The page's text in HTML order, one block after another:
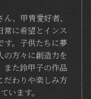
、甲冑愛好者、
常に希望とインス
す。子供たちに夢
の方々に創造力を
また鈴甲子の作品
だわりや楽しみ方
います。